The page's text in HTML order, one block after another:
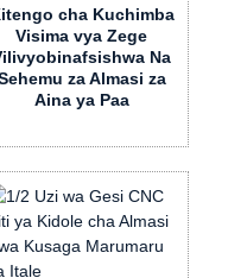
cha Kuchimba
Visima vya Zege
Na
za Almasi za
Aina ya Paa